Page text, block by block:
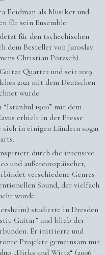
Feidman als Musiker und
für sein Ensemble.
für den tschechischen
dem Besteller von Jaroslav
Christian Pötzsch).
Quartet und seit 2019
2021 mit dem Deutschen
wurde.
1900” mit dem
erhielt in der Presse
in einigen Ländern sogar
durch die intensive
und außereuropäischer,
verschiedene Genres
Sound, der vielfach
wurde.
studierte in Dresden
Guitar” und blieb der
Er initiierte und
Projekte gemeinsam mit
„Dirks und Wirtz“ (2006